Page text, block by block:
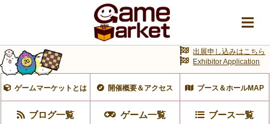
ゲームマーケットとは 開催概要＆アクセス ブース＆ホールMAP
ブログ一覧 ゲーム一覧 ブース一覧
出展申し込みはこちら
Exhibitor Application